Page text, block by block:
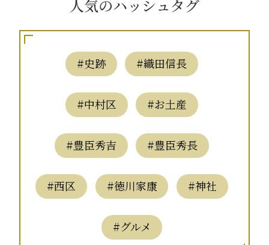
人気のハッシュタグ
#史跡 #織田信長
#中村区 #お土産
#豊臣秀吉 #豊臣秀長
#西区 #徳川家康 #神社
#グルメ